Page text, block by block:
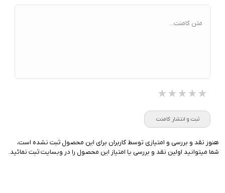
متن کامنت...
★★★★★
★★★★★
★★★★★
ثبت و انتشار کامنت
هنوز نقد و بررسی و امتیازی توسط کاربران برای این محصول ثبت نشده است،
شما میتوانید اولین نقد و بررسی یا امتیاز این محصول را در وبسایت ثبت نمائید.